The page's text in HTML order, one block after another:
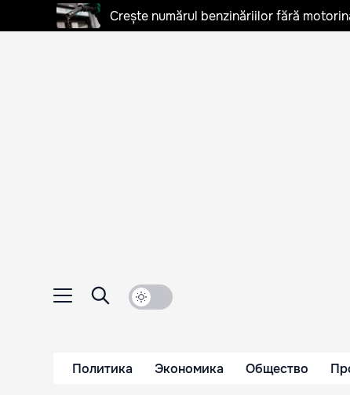
Crește numărul benzinăriilor fără
Политика Экономика Общество